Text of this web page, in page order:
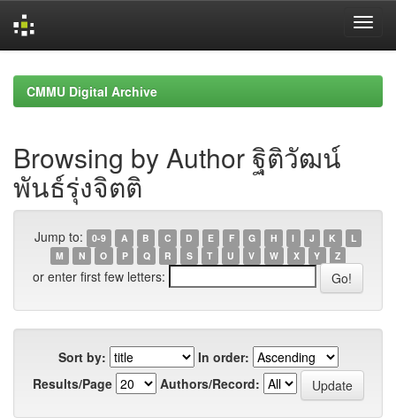
navigationCMMU Digital Archive
Browsing by Author ฐิติวัฒน์
พันธ์รุ่งจิตติ
Jump to: 0-9 A B C D E F G H I J K
L
M
N O P Q R S T U V W X Y Z
or enter first few letters:
Sort by:
In order:
Results/Page
Authors/Record: